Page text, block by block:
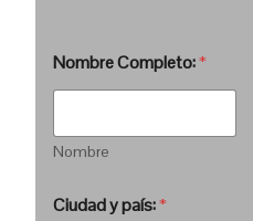
Nombre Completo:*
Nombre
Ciudad y país:*